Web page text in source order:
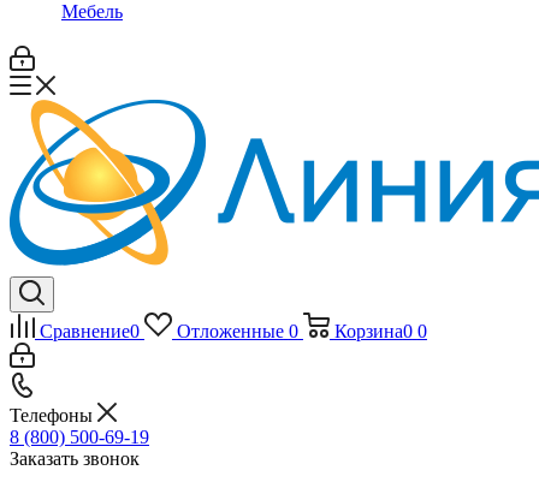
Мебель
Сравнение0 Отложенные 0 Корзина0 0
Телефоны
8 (800) 500-69-19
Заказать звонок